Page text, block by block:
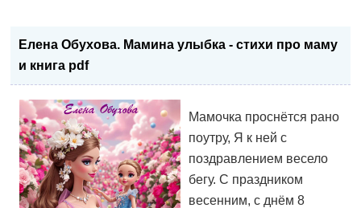
Елена Обухова. Мамина улыбка - стихи про маму
и книга pdf
Мамочка проснётся рано
поутру, Я к ней с
поздравлением весело
бегу. С праздником
весенним, с днём 8